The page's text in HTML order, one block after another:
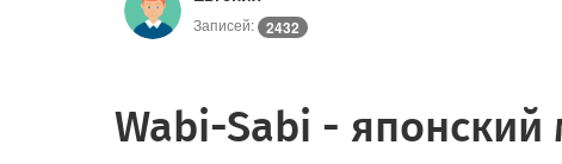
Записей: 2432
Wabi-Sabi -